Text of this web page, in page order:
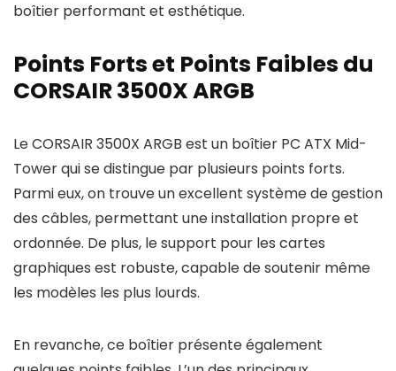
boîtier performant et esthétique.
Points Forts et Points Faibles du
CORSAIR 3500X ARGB
Le CORSAIR 3500X ARGB est un boîtier PC ATX Mid-
Tower qui se distingue par plusieurs points forts.
Parmi eux, on trouve un excellent système de gestion
des câbles, permettant une installation propre et
ordonnée. De plus, le support pour les cartes
graphiques est robuste, capable de soutenir même
les modèles les plus lourds.
En revanche, ce boîtier présente également